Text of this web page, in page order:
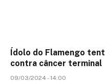
Ídolo do Flamengo
contra câncer terminal
09/03/2024 - 14:00